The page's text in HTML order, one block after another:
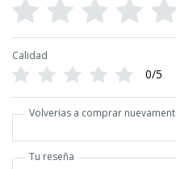
Calidad
0/5
Volverias a comprar
Tu reseña